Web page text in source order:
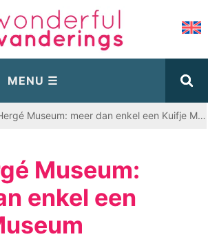
Museum: meer dan enkel een Kuifje Museum
Museum:
enkel een